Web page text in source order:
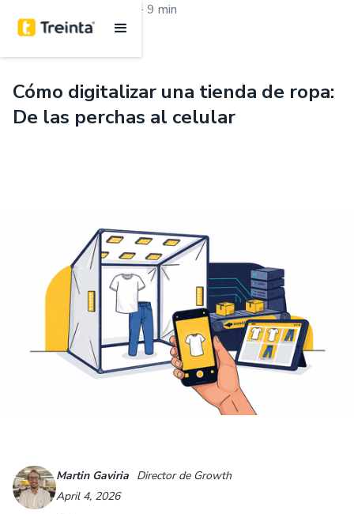
. 9 min
Cómo digitalizar una tienda de ropa:
De las perchas al celular
Martin Gaviria Director de Growth
April 4, 2026